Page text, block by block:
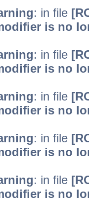
: in file
is no
: in file
is no
: in file
is no
: in file
is no
: in file
is no